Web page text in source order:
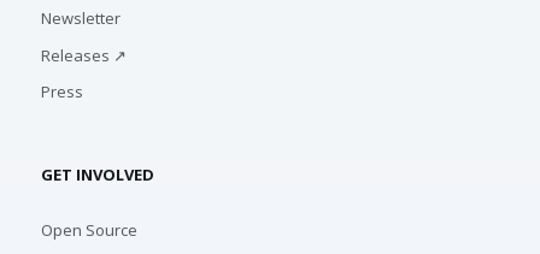
Newsletter
Releases ↗
Press
GET INVOLVED
Open Source